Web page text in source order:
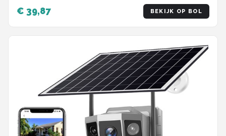
€ 39,87 BEKIJK OP BOL